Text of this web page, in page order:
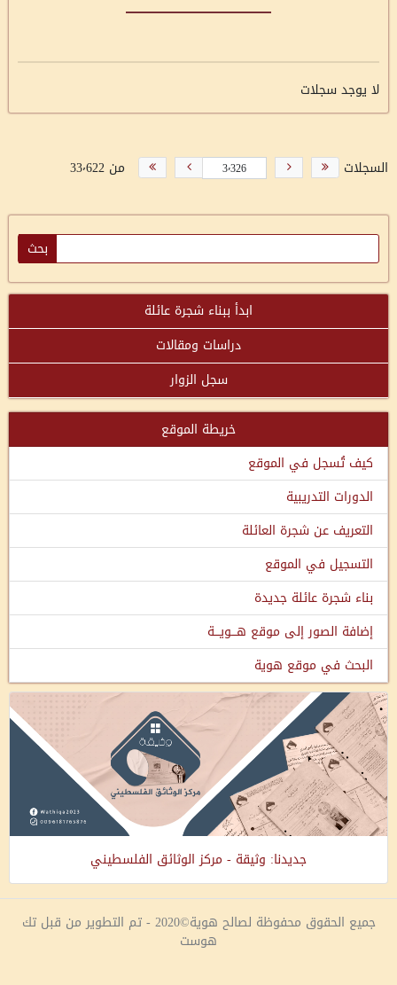
لا يوجد سجلات
السجلات من 33٬622
ابدأ ببناء شجرة عائلة
دراسات ومقالات
سجل الزوار
خريطة الموقع
كيف تُسجل في الموقع
الدورات التدريبية
التعريف عن شجرة العائلة
التسجيل في الموقع
بناء شجرة عائلة جديدة
إضافة الصور إلى موقع هـــويـــة
البحث في موقع هوية
جديدنا: وثيقة - مركز الوثائق الفلسطيني
جميع الحقوق محفوظة لصالح هوية©2020 - تم التطوير من قبل تك
هوست